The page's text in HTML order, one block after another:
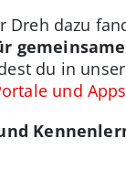
dazu
du in
und